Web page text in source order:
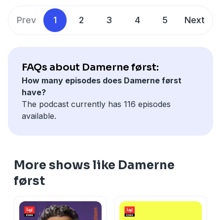
Prev 1 2 3 4 5 Next
FAQs about Damerne først:
How many episodes does Damerne først
have?
The podcast currently has 116 episodes
available.
More shows like Damerne
først